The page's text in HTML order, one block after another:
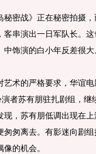
战》正在秘密拍摄，
客串演出一日军队长。
饰演的白小年反差很大
的严格要求，华谊电
演者苏有朋驻扎剧组，
现，苏有朋低调出现在
匆匆离去。有影迷向剧
的机会。